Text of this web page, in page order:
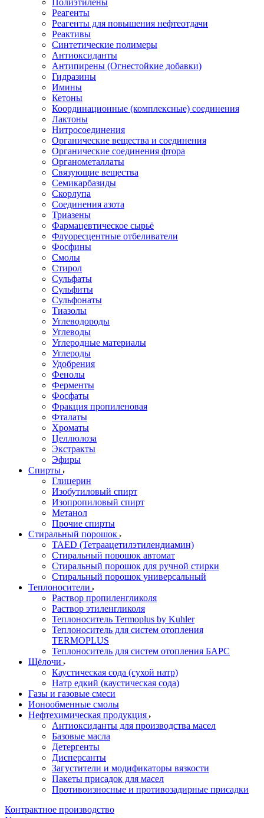
Полиэтилены
Реагенты
Реагенты для повышения нефтеотдачи
Реактивы
Синтетические полимеры
Антиоксиданты
Антипирены (Огнестойкие добавки)
Гидразины
Имины
Кетоны
Координационные (комплексные) соединения
Лактоны
Нитросоединения
Органические вещества и соединения
Органические соединения фтора
Органометаллаты
Связующие вещества
Семикарбазиды
Скорлупа
Соединения азота
Триазены
Фармацевтическое сырьё
Флуоресцентные отбеливатели
Фосфины
Смолы
Стирол
Сульфаты
Сульфиты
Сульфонаты
Тиазолы
Углеводороды
Углеводы
Углеродные материалы
Углероды
Удобрения
Фенолы
Ферменты
Фосфаты
Фракция пропиленовая
Фталаты
Хроматы
Целлюлоза
Экстракты
Эфиры
Спирты
Глицерин
Изобутиловый спирт
Изопропиловый спирт
Метанол
Прочие спирты
Стиральный порошок
TAED (Тетраацетилэтилендиамин)
Стиральный порошок автомат
Стиральный порошок для ручной стирки
Стиральный порошок универсальный
Теплоносители
Раствор пропиленгликоля
Раствор этиленгликоля
Теплоноситель Termoplus by Kuhler
Теплоноситель для систем отопления
TERMOPLUS
Теплоноситель для систем отопления БАРС
Щёлочи
Каустическая сода (сухой натр)
Натр едкий (каустическая сода)
Газы и газовые смеси
Ионообменные смолы
Нефтехимическая продукция
Антиоксиданты для производства масел
Базовые масла
Детергенты
Дисперсанты
Загустители и модификаторы вязкости
Пакеты присадок для масел
Противоизносные и противозадирные присадки
Контрактное производство